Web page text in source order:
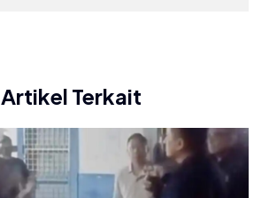
Artikel Terkait